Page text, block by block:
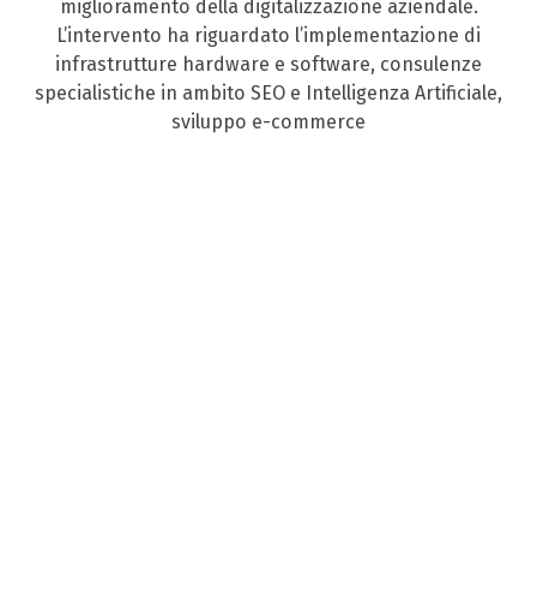
miglioramento della digitalizzazione aziendale.
L’intervento ha riguardato l’implementazione di
infrastrutture hardware e software, consulenze
specialistiche in ambito SEO e Intelligenza Artificiale,
sviluppo e-commerce